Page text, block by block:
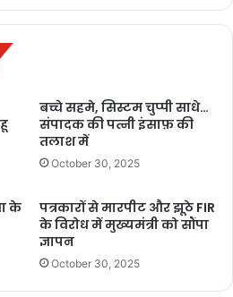
Hindustan
बच्चे सहमे, सिस्टम चुप्पी साधे…
संपादक की पत्नी इंसाफ़ की
तलाश में
October 30, 2025
के
पत्रकारों से मारपीट और झूठे FIR
के विरोध में मुख्यमंत्री को सौंपा
ज्ञापन
October 30, 2025